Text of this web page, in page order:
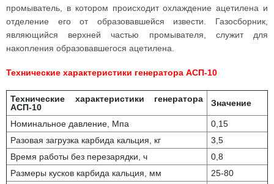
промыватель, в котором происходит охлаждение ацетилена и
отделение его от образовавшейся извести. Газосборник,
являющийся верхней частью промывателя, служит для
накопления образовавшегося ацетилена.
Технические характеристики генератора АСП-10
Технические характеристики генератора
АСП-10
Значение
Номинальное давление, Мпа
0,15
Разовая загрузка карбида кальция, кг
3,5
Время работы без перезарядки, ч
0,8
Размеры кусков карбида кальция, мм
25-80